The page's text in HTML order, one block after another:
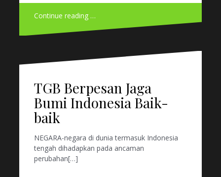
Continue reading …
TGB Berpesan Jaga
Bumi Indonesia Baik-
baik
NEGARA-negara di dunia termasuk Indonesia
tengah dihadapkan pada ancaman
perubahan[…]